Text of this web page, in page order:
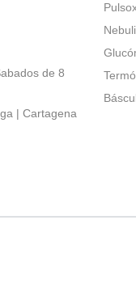
de 8
| Cartagena